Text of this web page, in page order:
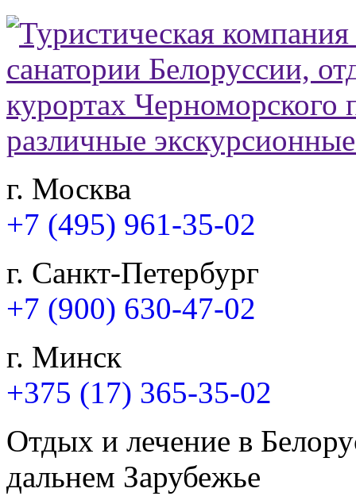
г. Москва
+7 (495) 961-35-02
г. Санкт-Петербург
+7 (900) 630-47-02
г. Минск
+375 (17) 365-35-02
Отдых и лечение в
дальнем Зарубежье